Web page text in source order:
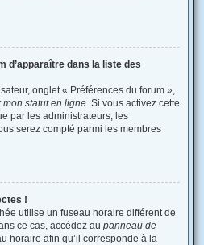
d’apparaître dans la liste des
onglet « Préférences du forum »,
mon statut en ligne. Si vous activez cette
par les administrateurs, les
serez compté parmi les membres
!
utilise un fuseau horaire différent de
ce cas, accédez au panneau de
horaire afin qu’il corresponde à la